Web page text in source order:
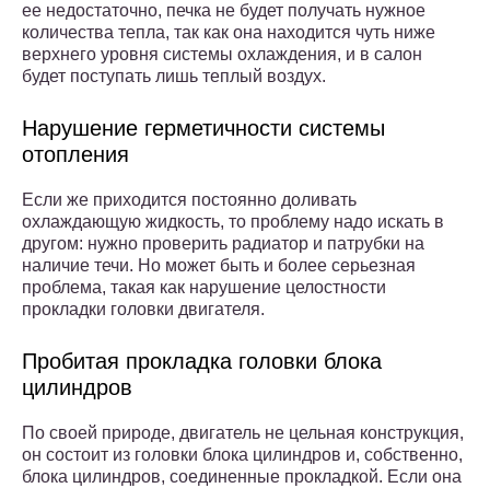
ее недостаточно, печка не будет получать нужное
количества тепла, так как она находится чуть ниже
верхнего уровня системы охлаждения, и в салон
будет поступать лишь теплый воздух.
Нарушение герметичности системы
отопления
Если же приходится постоянно доливать
охлаждающую жидкость, то проблему надо искать в
другом: нужно проверить радиатор и патрубки на
наличие течи. Но может быть и более серьезная
проблема, такая как нарушение целостности
прокладки головки двигателя.
Пробитая прокладка головки блока
цилиндров
По своей природе, двигатель не цельная конструкция,
он состоит из головки блока цилиндров и, собственно,
блока цилиндров, соединенные прокладкой. Если она